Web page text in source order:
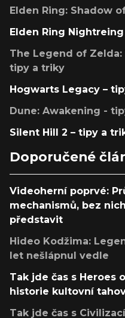
Elden Ring: Shadow
Elden Ring
The Legend of
tipy a triky
Hogwarts Legacy –
Dune: Awakening -
Silent Hill 2 – tipy a
Doporučené
Videoherní poprvé:
mechanismů, bez
představit
Hideo Kodžima:
let nešlápnul vedle
Tak jde čas s Heroes
historie kultovní
Tak jde čas s